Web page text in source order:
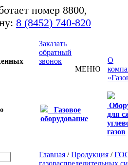
номер 8800,
8 (8452) 740-820
Заказать
обратный
звонок
МЕНЮ
О
Газовое
оборудование
для
газов
Главная /Продукция /
газораспределительных